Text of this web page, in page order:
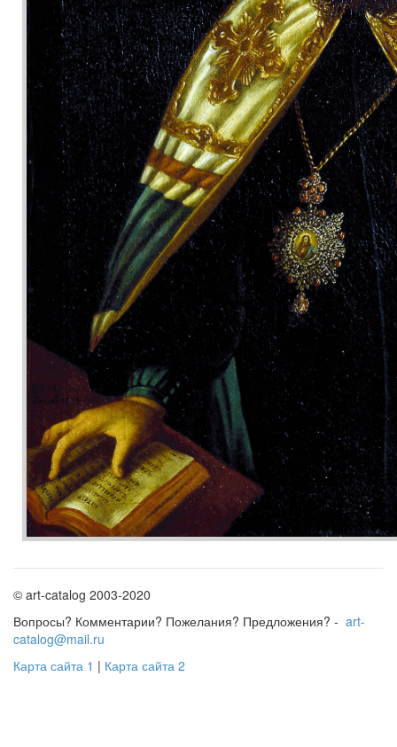
© art-catalog 2003-2020
Вопросы? Комментарии? Пожелания? Предложения? - art-
catalog@mail.ru
Карта сайта 1 | Карта сайта 2